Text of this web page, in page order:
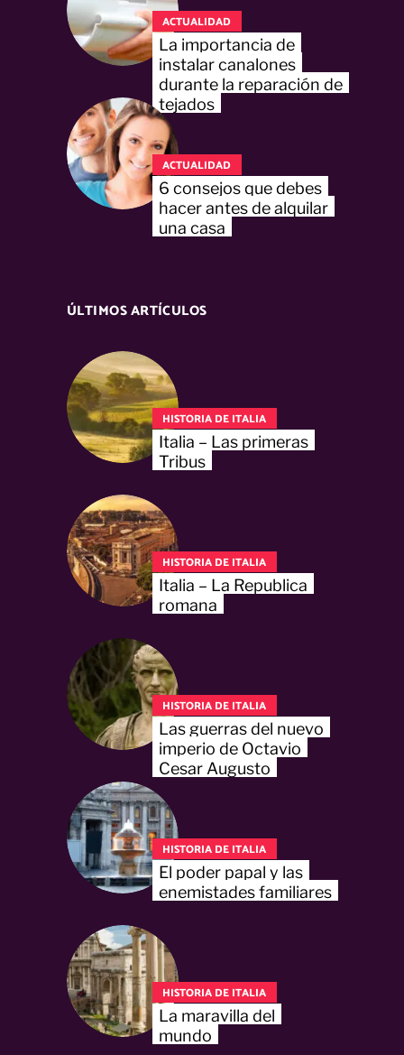
ACTUALIDAD
La importancia de
instalar canalones
durante la reparación de
tejados
ACTUALIDAD
6 consejos que debes
hacer antes de alquilar
una casa
ÚLTIMOS ARTÍCULOS
HISTORIA DE ITALIA
Italia – Las primeras
Tribus
HISTORIA DE ITALIA
Italia – La Republica
romana
HISTORIA DE ITALIA
Las guerras del nuevo
imperio de Octavio
Cesar Augusto
HISTORIA DE ITALIA
El poder papal y las
enemistades familiares
HISTORIA DE ITALIA
La maravilla del
mundo